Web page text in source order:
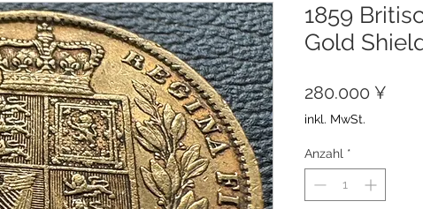
1859
Gold
280.000 ¥
inkl. MwSt.
Anzahl *